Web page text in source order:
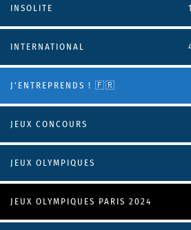
INSOLITE
INTERNATIONAL
J'ENTREPRENDS ! 🇫🇷
JEUX CONCOURS
JEUX OLYMPIQUES
JEUX OLYMPIQUES PARIS 2024